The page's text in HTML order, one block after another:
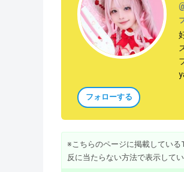
フォローする
※こちらのページに掲載してい
反に当たらない方法で表示して